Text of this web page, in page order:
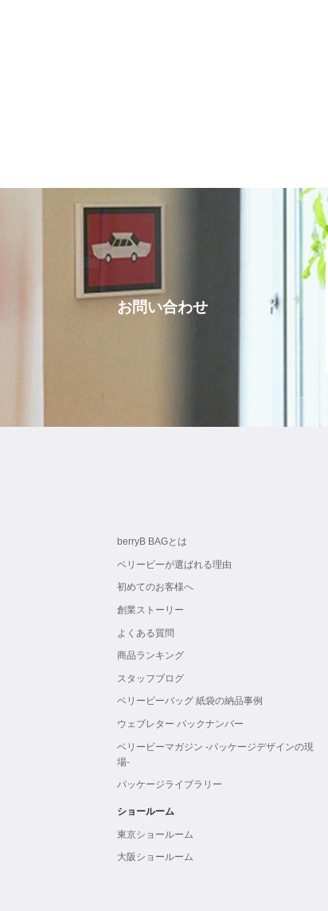
お問い合わせ
berryB BAGとは
ベリービーが選ばれる理由
初めてのお客様へ
創業ストーリー
よくある質問
商品ランキング
スタッフブログ
ベリービーバッグ 紙袋の納品事例
ウェブレター バックナンバー
ベリービーマガジン -パッケージデザインの現
場-
パッケージライブラリー
ショールーム
東京ショールーム
大阪ショールーム